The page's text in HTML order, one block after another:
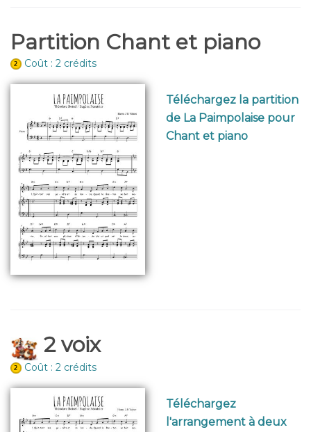
Partition Chant et piano
Coût : 2 crédits
Téléchargez la partition
de La Paimpolaise pour
Chant et piano
2 voix
Coût : 2 crédits
Téléchargez
l'arrangement à deux